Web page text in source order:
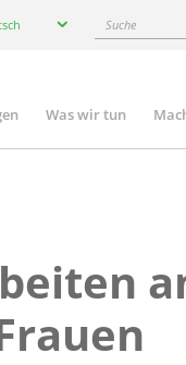
Suche
Was wir tun